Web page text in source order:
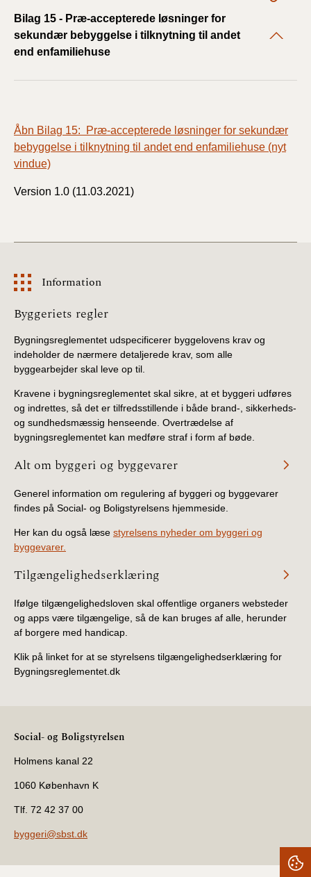
BR18 (29/6 - 31/12
2021)
BR18 (1/1-29/6
BR18 (1/7-31/12
2020)
2020)
2019)
BR18 (1/1-4/7 2019)
BR18 (1/7-31/12
2018)
BR18 (1/1-30/6
2018)
BR15 (2015-2018)
2010)
Bilag 15 - Præ-accepterede løsninger for
sekundær bebyggelse i tilknytning til andet
end enfamiliehuse
Åbn Bilag 15: Præ-accepterede løsninger for sekundær
bebyggelse i tilknytning til andet end enfamiliehuse (nyt
vindue)
Version 1.0 (11.03.2021)
Information
Information
Byggeriets regler
Bygningsreglementet udspecificerer byggelovens krav og
indeholder de nærmere detaljerede krav, som alle
byggearbejder skal leve op til.
Kravene i bygningsreglementet skal sikre, at et byggeri udføres
og indrettes, så det er tilfredsstillende i både brand-, sikkerheds-
og sundhedsmæssig henseende. Overtrædelse af
bygningsreglementet kan medføre straf i form af bøde.
Alt om byggeri og byggevarer
Generel information om regulering af byggeri og byggevarer
findes på Social- og Boligstyrelsens hjemmeside.
Her kan du også læse styrelsens nyheder om byggeri og
byggevarer.
Tilgængelighedserklæring
Ifølge tilgængelighedsloven skal offentlige organers websteder
og apps være tilgængelige, så de kan bruges af alle, herunder
af borgere med handicap.
Klik på linket for at se styrelsens tilgængelighedserklæring for
Bygningsreglementet.dk
Social- og Boligstyrelsen
Holmens kanal 22
1060 København K
Tlf. 72 42 37 00
byggeri@sbst.dk